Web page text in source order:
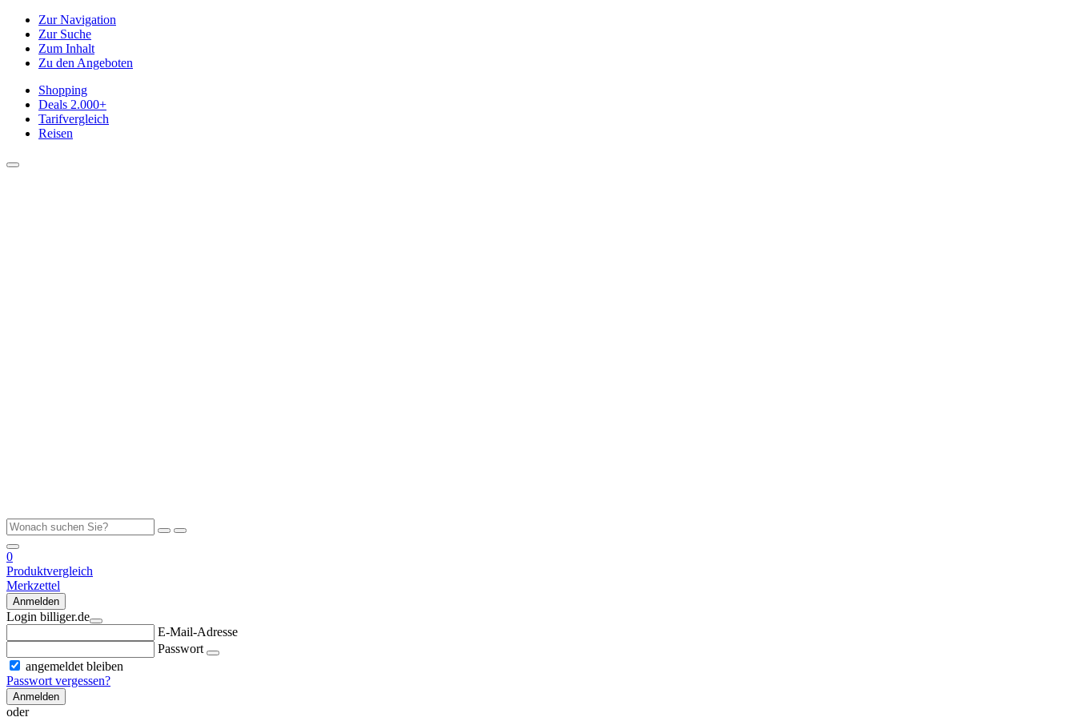
Zur Navigation
Zur Suche
Zum Inhalt
Zu den Angeboten
Shopping
Deals 2.000+
Tarifvergleich
Reisen
0
Produktvergleich
Merkzettel
Anmelden
Login billiger.de
E-Mail-Adresse
Passwort
angemeldet bleiben
Passwort vergessen?
Anmelden
oder